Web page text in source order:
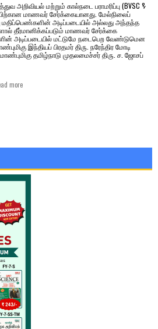
அறிவியல் மற்றும் கால்நடை பராமரிப்பு (BVSC &
மாணவர் சேர்க்கையானது. மேல்நிலைப்
மதிப்பெண்களின் அடிப்படையில் அல்லது அந்தந்த
தீர்மானிக்கப்படும் மாணவர் சேர்க்கை
அடிப்படையில் மட்டுமே நடைபெற வேண்டுமென
இந்தியப் பிரதமர் திரு. நரேந்திர மோடி
தமிழ்நாடு முதலமைச்சர் திரு. ச. ஜோசப்
more